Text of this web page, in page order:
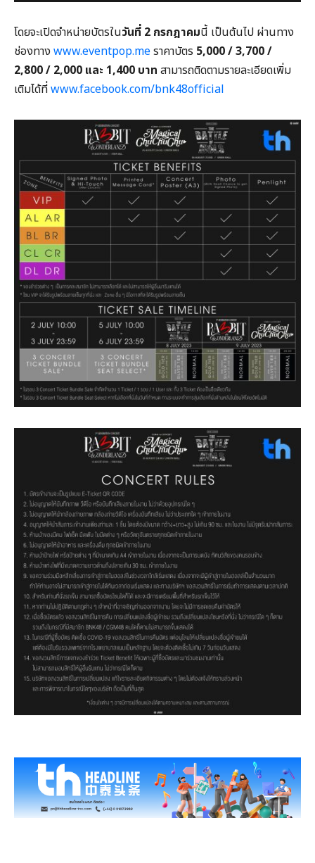
โดยจะเปิดจำหน่ายบัตรในวันที่ 2 กรกฎาคมนี้ เป็นต้นไป ผ่านทาง
ช่องทาง www.eventpop.meราคาบัตร 5,000 / 3,700 /
2,800 / 2,000 และ 1,400 บาท สามารถติดตามรายละเอียดเพิ่ม
เติมได้ที่www.facebook.com/bnk48official